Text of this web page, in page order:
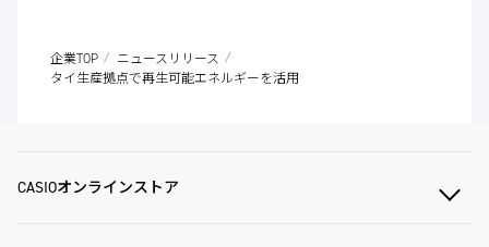
企業TOP
ニュースリリース
タイ生産拠点で再生可能エネルギーを活用
CASIOオンラインストア